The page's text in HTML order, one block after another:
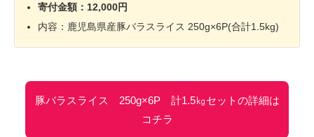
寄付金額：12,000円
内容：鹿児島県産豚バラスライス 250g×6P(合計1.5kg)
豚バラスライス 250g×6P 計1.5㎏セットの詳細は
コチラ